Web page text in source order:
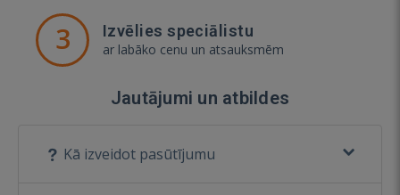
3 Izvēlies speciālistu
ar labāko cenu un atsauksmēm
Jautājumi un atbildes
Kā izveidot pasūtījumu